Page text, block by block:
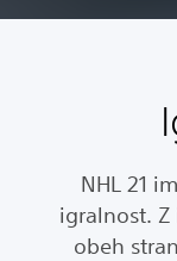
NHL 21
igralnost.
obeh